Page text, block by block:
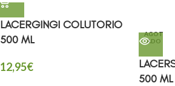
LACERGINGI COLUTORIO
500 ML
12,95€
AGOT
ADO
500 ML